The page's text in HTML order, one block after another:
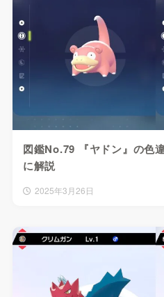
図鑑No.79 『ヤドン』の色
に解説
2025年3月26日